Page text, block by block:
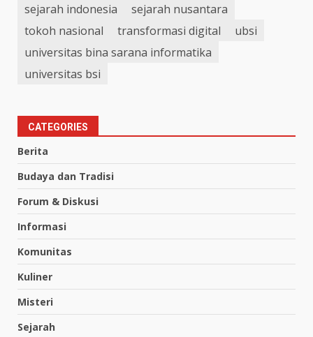
sejarah indonesia
sejarah nusantara
tokoh nasional
transformasi digital
ubsi
universitas bina sarana informatika
universitas bsi
CATEGORIES
Berita
Budaya dan Tradisi
Forum & Diskusi
Informasi
Komunitas
Kuliner
Misteri
Sejarah